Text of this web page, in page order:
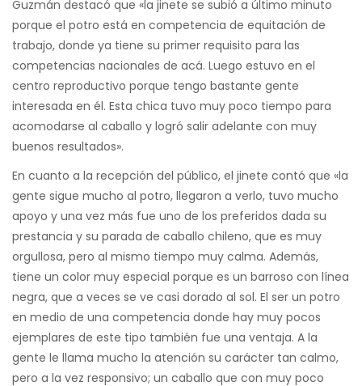
Guzmán destacó que «la jinete se subió a último minuto
porque el potro está en competencia de equitación de
trabajo, donde ya tiene su primer requisito para las
competencias nacionales de acá. Luego estuvo en el
centro reproductivo porque tengo bastante gente
interesada en él. Esta chica tuvo muy poco tiempo para
acomodarse al caballo y logró salir adelante con muy
buenos resultados».
En cuanto a la recepción del público, el jinete contó que «la
gente sigue mucho al potro, llegaron a verlo, tuvo mucho
apoyo y una vez más fue uno de los preferidos dada su
prestancia y su parada de caballo chileno, que es muy
orgullosa, pero al mismo tiempo muy calma. Además,
tiene un color muy especial porque es un barroso con línea
negra, que a veces se ve casi dorado al sol. El ser un potro
en medio de una competencia donde hay muy pocos
ejemplares de este tipo también fue una ventaja. A la
gente le llama mucho la atención su carácter tan calmo,
pero a la vez responsivo; un caballo que con muy poco